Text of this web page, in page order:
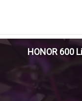
HONOR 600